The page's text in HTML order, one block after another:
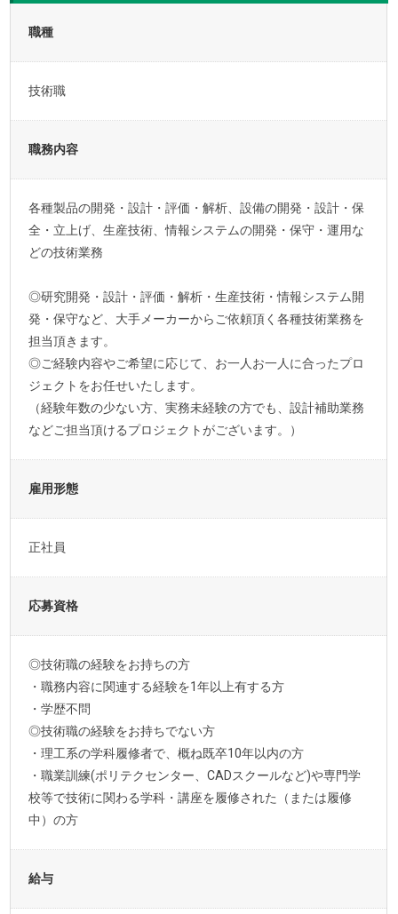
職種
技術職
職務内容
各種製品の開発・設計・評価・解析、設備の開発・設計・保
全・立上げ、生産技術、情報システムの開発・保守・運用な
どの技術業務
◎研究開発・設計・評価・解析・生産技術・情報システム開
発・保守など、大手メーカーからご依頼頂く各種技術業務を
担当頂きます。
◎ご経験内容やご希望に応じて、お一人お一人に合ったプロ
ジェクトをお任せいたします。
（経験年数の少ない方、実務未経験の方でも、設計補助業務
などご担当頂けるプロジェクトがございます。）
雇用形態
正社員
応募資格
◎技術職の経験をお持ちの方
・職務内容に関連する経験を1年以上有する方
・学歴不問
◎技術職の経験をお持ちでない方
・理工系の学科履修者で、概ね既卒10年以内の方
・職業訓練(ポリテクセンター、CADスクールなど)や専門学
校等で技術に関わる学科・講座を履修された（または履修
中）の方
給与